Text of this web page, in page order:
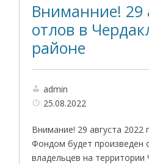
Вниманние! 29
отлов в
районе
admin
25.08.2022
Внимание! 29 августа 2022
Фондом будет произведен
владельцев на территории